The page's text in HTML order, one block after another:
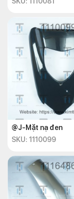
@J-Mặt nạ đen
SKU: 1110099